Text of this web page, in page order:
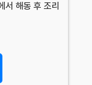
서 해동 후 조리